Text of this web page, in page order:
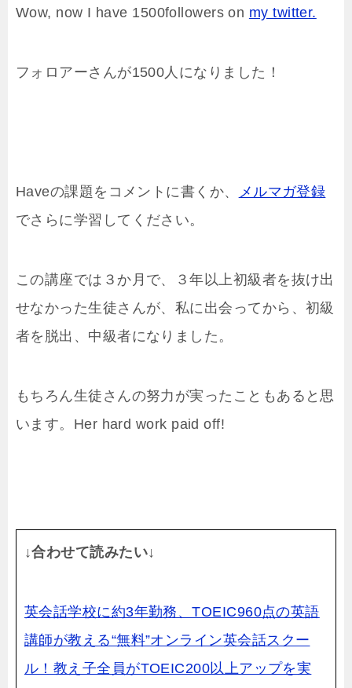
Wow, now I have 1500followers on my twitter.
フォロアーさんが1500人になりました！
Haveの課題をコメントに書くか、
メルマガ登録
でさらに学習してください。
この講座では３か月で、３年以上初級者を抜け出
せなかった生徒さんが、私に出会ってから、初級
者を脱出、中級者になりました。
もちろん生徒さんの努力が実ったこともあると思
います。Her hard work paid off!
↓合わせて読みたい↓
英会話学校に約3年勤務、TOEIC960点の英語
講師が教える“無料”オンライン英会話スクー
ル！教え子全員がTOEIC200以上アップを実